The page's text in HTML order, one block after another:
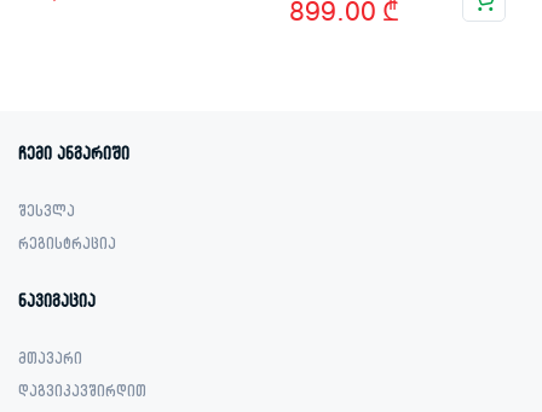
price
899.00 ₾
price
ჩემი ანგარიში
შესვლა
რეგისტრაცია
ნავიგაცია
მთავარი
დაგვიკავშირდით